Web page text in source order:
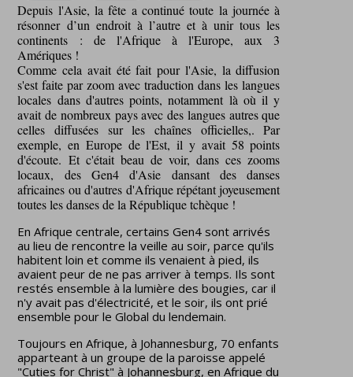
Depuis l'Asie, la fête a continué toute la journée à
résonner d’un endroit à l’autre et à unir tous les
continents : de l'Afrique à l'Europe, aux 3
Amériques !
Comme cela avait été fait pour l'Asie, la diffusion
s'est faite par zoom avec traduction dans les langues
locales dans d'autres points, notamment là où il y
avait de nombreux pays avec des langues autres que
celles diffusées sur les chaînes officielles,. Par
exemple, en Europe de l'Est, il y avait 58 points
d'écoute. Et c'était beau de voir, dans ces zooms
locaux, des Gen4 d'Asie dansant des danses
africaines ou d'autres d'Afrique répétant joyeusement
toutes les danses de la République tchèque !
En Afrique centrale, certains Gen4 sont arrivés
au lieu de rencontre la veille au soir, parce qu'ils
habitent loin et comme ils venaient à pied, ils
avaient peur de ne pas arriver à temps. Ils sont
restés ensemble à la lumière des bougies, car il
n'y avait pas d'électricité, et le soir, ils ont prié
ensemble pour le Global du lendemain.
Toujours en Afrique, à Johannesburg, 70 enfants
apparteant à un groupe de la paroisse appelé
"Cuties for Christ" à Johannesburg, en Afrique du